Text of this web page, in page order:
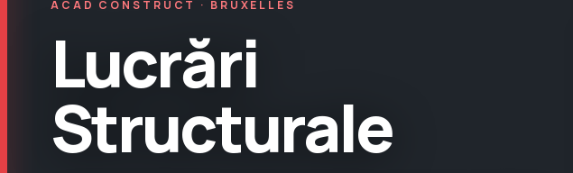
ACAD CONSTRUCT · BRUXELLES
Lucrări
Structurale